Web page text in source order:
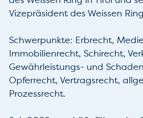
Vizepräsident des Weissen
Schwerpunkte: Erbrecht,
Immobilienrecht, Schirecht,
Gewährleistungs- und
Opferrecht, Vertragsrecht,
Prozessrecht.